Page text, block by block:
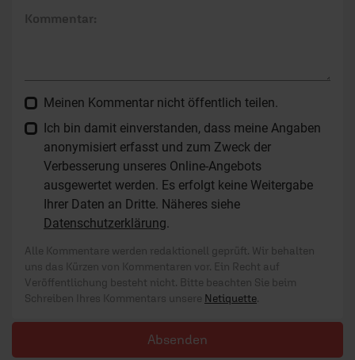
Kommentar:
Meinen Kommentar nicht öffentlich teilen.
Ich bin damit einverstanden, dass meine Angaben
anonymisiert erfasst und zum Zweck der
Verbesserung unseres Online-Angebots
ausgewertet werden. Es erfolgt keine Weitergabe
Ihrer Daten an Dritte. Näheres siehe
Datenschutzerklärung.
Alle Kommentare werden redaktionell geprüft. Wir behalten
uns das Kürzen von Kommentaren vor. Ein Recht auf
Veröffentlichung besteht nicht. Bitte beachten Sie beim
Schreiben Ihres Kommentars unsere Netiquette.
Absenden